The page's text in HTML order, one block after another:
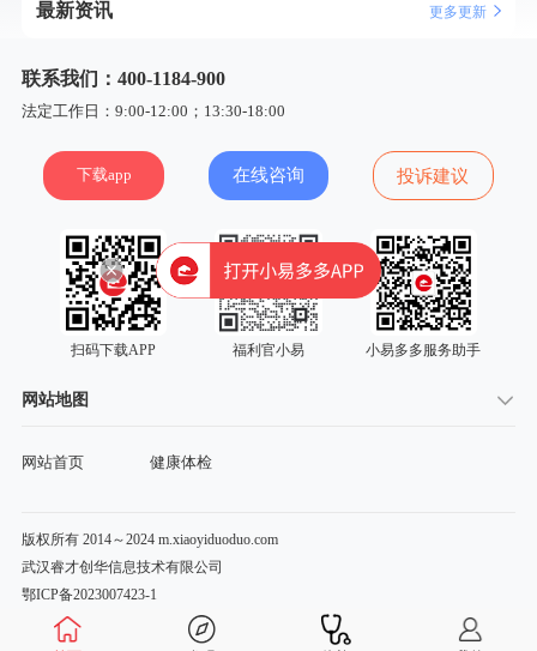
最新资讯 更多更新
联系我们：400-1184-900
法定工作日：9:00-12:00；13:30-18:00
下载app 在线咨询 投诉建议
扫码下载APP 福利官小易 小易多多服务助手
网站地图
网站首页 健康体检
版权所有 2014～2024 m.xiaoyiduoduo.com
武汉睿才创华信息技术有限公司
鄂ICP备2023007423-1